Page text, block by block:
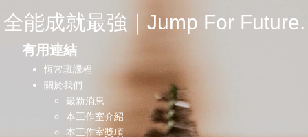
爭取更高的榮譽，期待未來的每一場挑戰！感謝大
支持！❤️ MFS 俊枏健美雅 16歲以上混合組總成績
速度跳接力比賽 季軍 🥉 團體四人單人繩花式比賽
軍 🥇 團體四人交互繩花式比賽 亞軍 🥈 運動員：李
明| 徐英枏 | 劉美琦 | 李健浤 | 吳詩雅 負責教練：
@ty.nam_ MFS 120＋ 團體四人交互繩花式比賽
軍 🥇 運動員：陳塏杰 | 張柏淳 | 朱慧盈 | 何雋堯 |
全能成就最強｜Jump For Future.
有用連結
恆常班課程
關於我們
最新消息
本工作室介紹
本工作室獎項